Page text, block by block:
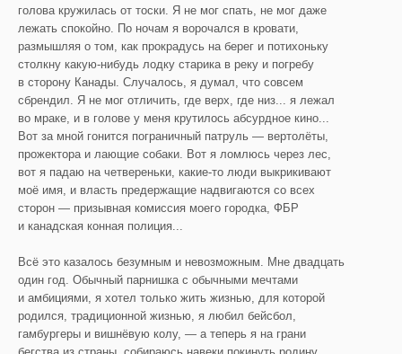
голова кружилась от тоски. Я не мог спать, не мог даже
лежать спокойно. По ночам я ворочался в кровати,
размышляя о том, как прокрадусь на берег и потихоньку
столкну какую-нибудь лодку старика в реку и погребу
в сторону Канады. Случалось, я думал, что совсем
сбрендил. Я не мог отличить, где верх, где низ... я лежал
во мраке, и в голове у меня крутилось абсурдное кино...
Вот за мной гонится пограничный патруль — вертолёты,
прожектора и лающие собаки. Вот я ломлюсь через лес,
вот я падаю на четвереньки, какие-то люди выкрикивают
моё имя, и власть предержащие надвигаются со всех
сторон — призывная комиссия моего городка, ФБР
и канадская конная полиция...
Всё это казалось безумным и невозможным. Мне двадцать
один год. Обычный парнишка с обычными мечтами
и амбициями, я хотел только жить жизнью, для которой
родился, традиционной жизнью, я любил бейсбол,
гамбургеры и вишнёвую колу, — а теперь я на грани